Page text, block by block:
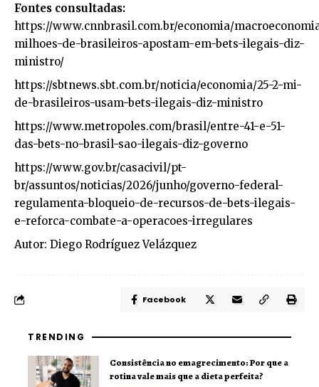
Fontes consultadas:
https://www.cnnbrasil.com.br/economia/
milhoes-de-brasileiros-apostam-em-bets-ilegais-diz-
ministro/
https://sbtnews.sbt.com.br/noticia/economia/25-2-mi-
de-brasileiros-usam-bets-ilegais-diz-ministro
https://www.metropoles.com/brasil/entre-41-e-51-
das-bets-no-brasil-sao-ilegais-diz-governo
https://www.gov.br/casacivil/pt-
br/assuntos/noticias/2026/junho/governo-federal-
regulamenta-bloqueio-de-recursos-de-bets-ilegais-
e-reforca-combate-a-operacoes-irregulares
Autor: Diego Rodríguez Velázquez
Facebook
TRENDING
Consistência no emagrecimento: Por que a
rotina vale mais que a dieta perfeita?